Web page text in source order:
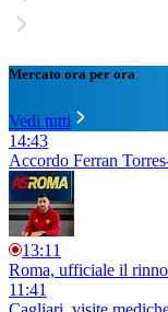
Mercato ora per ora
Vedi tutti
14:43
Accordo Ferran
13:11
Roma, ufficiale il
11:41